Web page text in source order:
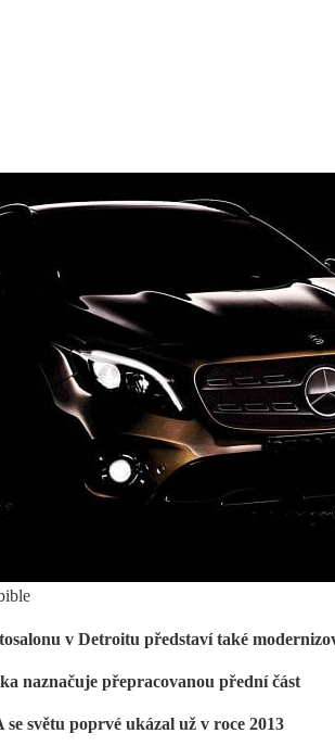
v Detroitu představí také
naznačuje přepracovanou přední část
světu poprvé ukázal už v roce 2013